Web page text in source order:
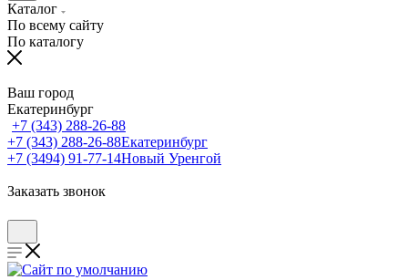
Каталог
По всему сайту
По каталогу
Ваш город
Екатеринбург
+7 (343) 288-26-88
+7 (343) 288-26-88Екатеринбург
+7 (3494) 91-77-14Новый Уренгой
Заказать звонок